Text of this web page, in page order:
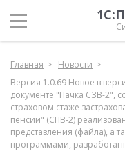
Главная
Новости
Версия 1.0.69 Новое в
документе "Пачка СЗВ-2",
страховом стаже
пенсии" (СПВ-2)
представления (файла), а
программами,